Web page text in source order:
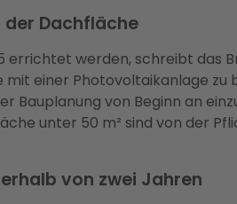
der Dachfläche
errichtet werden, schreibt das
einer Photovoltaikanlage zu
Bauplanung von Beginn an
unter 50 m² sind von der
von zwei Jahren